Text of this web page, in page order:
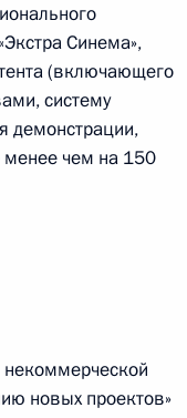
Синема»,
(включающего
систему
демонстрации,
менее чем на 150
некоммерческой
новых проектов»